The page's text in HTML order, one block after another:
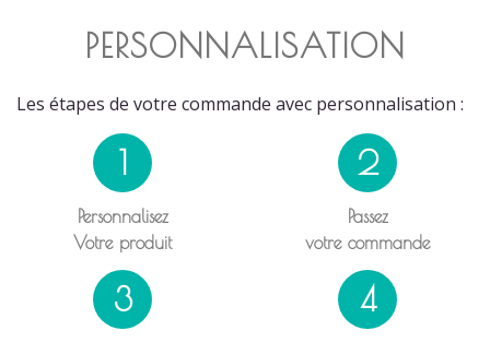
PERSONNALISATION
Les étapes de votre commande avec personnalisation :
1
Personnalisez
Votre produit
2
Passez
votre commande
3 4